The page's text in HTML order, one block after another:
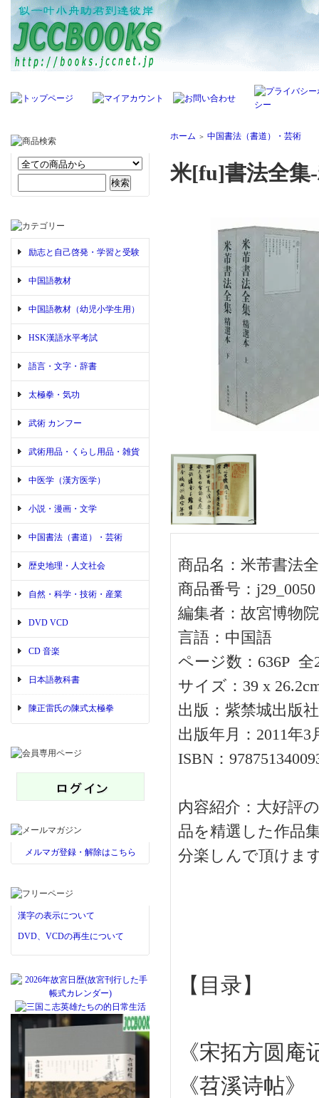
励志と自己啓発・学習と受験
中国語教材
中国語教材（幼児小学生用）
HSK漢語水平考試
語言・文字・辞書
太極拳・気功
武術 カンフー
武術用品・くらし用品・雑貨
中医学（漢方医学）
小説・漫画・文学
中国書法（書道）・芸術
歴史地理・人文社会
自然・科学・技術・産業
DVD VCD
CD 音楽
日本語教科書
陳正雷氏の陳式太極拳
メルマガ登録・解除はこちら
漢字の表示について
DVD、VCDの再生について
ホーム ＞ 中国書法（書道）・芸術
米[fu]書法全集
商品名：米芾書法
商品番号：j29_0050
編集者：故宮博物
言語：中国語
ページ数：636P 全
サイズ：39 x
出版：紫禁城出版社
出版年月：2011年3
ISBN：
内容紹介：大好評
品を精選した作品
分楽しんで頂けま
【目录】
《宋拓方圆庵
《苕溪诗帖》